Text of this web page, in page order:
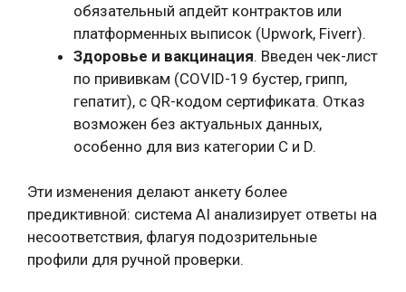
обязательный апдейт контрактов или
платформенных выписок (Upwork, Fiverr).
Здоровье и вакцинация. Введен чек-лист
по прививкам (COVID-19 бустер, грипп,
гепатит), с QR-кодом сертификата. Отказ
возможен без актуальных данных,
особенно для виз категории C и D.
Эти изменения делают анкету более
предиктивной: система AI анализирует ответы на
несоответствия, флагуя подозрительные
профили для ручной проверки.